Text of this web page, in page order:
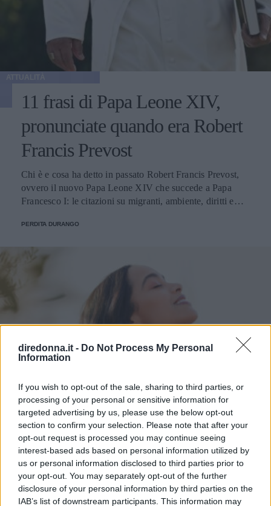
diredonna.it - Do Not Process My Personal
Information
If you wish to opt-out of the sale, sharing to third parties, or
processing of your personal or sensitive information for
targeted advertising by us, please use the below opt-out
section to confirm your selection. Please note that after your
opt-out request is processed you may continue seeing
interest-based ads based on personal information utilized by
us or personal information disclosed to third parties prior to
your opt-out. You may separately opt-out of the further
disclosure of your personal information by third parties on the
IAB’s list of downstream participants. This information may
11 frasi di Papa Leone XIV,
pronunciate quando era Robert
Francis Prevost
Chi è e cosa ha detto in passato Robert Francis Prevost,
ovvero il nuovo Papa Leone XIV che succede a Papa
Francesco I: le citazioni su migranti, ambiente, diritti e
PERDITA DURANGO